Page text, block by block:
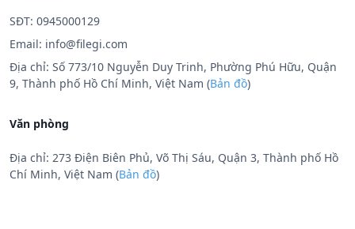
SĐT: 0945000129
Email: info@filegi.com
Địa chỉ: Số 773/10 Nguyễn Duy Trinh, Phường Phú Hữu, Quận
9, Thành phố Hồ Chí Minh, Việt Nam (Bản đồ)
Văn phòng
Địa chỉ: 273 Điện Biên Phủ, Võ Thị Sáu, Quận 3, Thành phố Hồ
Chí Minh, Việt Nam (Bản đồ)